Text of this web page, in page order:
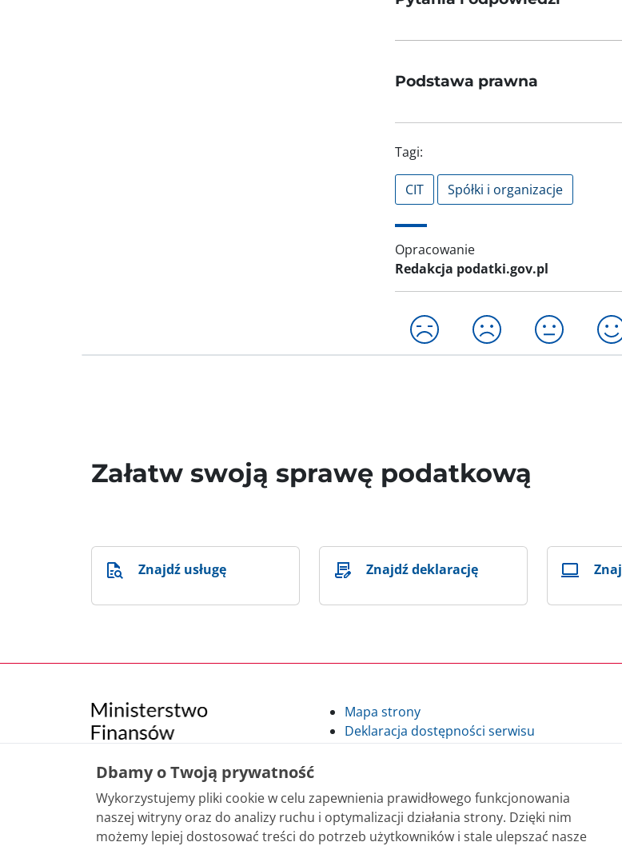
Podstawa prawna
Tagi:
CIT Spółki i organizacje
Opracowanie
Redakcja podatki.gov.pl
Załatw swoją sprawę podatkową
Znajdź usługę Znajdź deklarację
Mapa strony
Deklaracja dostępności serwisu
Polityka cookie
Klauzula informacyjna Szefa Krajowej
podatki.gov.pl - archiwum
Dbamy o Twoją prywatność
Wykorzystujemy pliki cookie w celu zapewnienia prawidłowego funkcjonowania
naszej witryny oraz do analizy ruchu i optymalizacji działania strony. Dzięki nim
możemy lepiej dostosować treści do potrzeb użytkowników i stale ulepszać nasze